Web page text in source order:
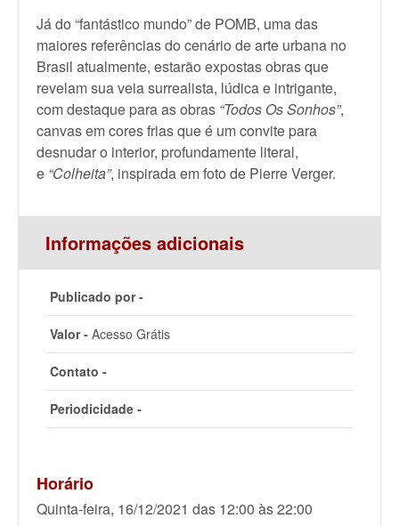
Já do “fantástico mundo” de POMB, uma das
maiores referências do cenário de arte urbana no
Brasil atualmente, estarão expostas obras que
revelam sua veia surrealista, lúdica e intrigante,
com destaque para as obras “Todos Os Sonhos”,
canvas em cores frias que é um convite para
desnudar o interior, profundamente literal,
e “Colheita”, inspirada em foto de Pierre Verger.
Informações adicionais
Publicado por -
Valor - Acesso Grátis
Contato -
Periodicidade -
Horário
Quinta-feira, 16/12/2021 das 12:00 às 22:00